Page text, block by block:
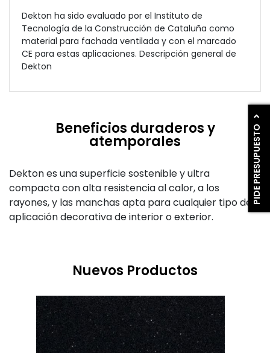
PIDE PRESUPUESTO
Dekton ha sido evaluado por el Instituto de
Tecnología de la Construcción de Cataluña como
material para fachada ventilada y con el marcado
CE para estas aplicaciones. Descripción general de
Dekton
Beneficios duraderos y
atemporales
Dekton es una superficie sostenible y ultra
compacta con alta resistencia al calor, a los
rayones, y las manchas apta para cualquier tipo de
aplicación decorativa de interior o exterior.
Nuevos Productos